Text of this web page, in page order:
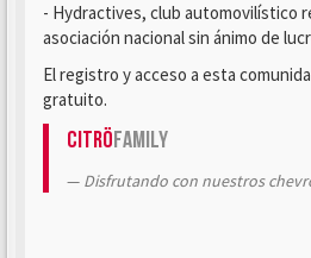
- Hydractives, club automovilístico
asociación nacional sin ánimo de
El registro y acceso a esta
gratuito.
CitröFamily
Disfrutando con nuestros